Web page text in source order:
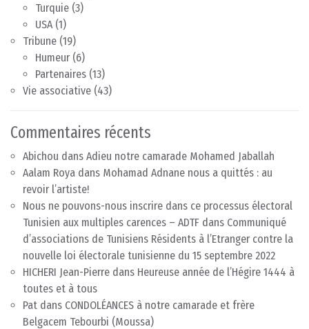
Turquie (3)
USA(1)
Tribune (19)
Humeur (6)
Partenaires (13)
Vie associative (43)
Commentaires récents
Abichou dans Adieu notre camarade Mohamed Jaballah
Aalam Roya dans Mohamad Adnane nous a quittés : au
revoir l’artiste!
Nous ne pouvons-nous inscrire dans ce processus électoral
Tunisien aux multiples carences – ADTF dans Communiqué
d’associations de Tunisiens Résidents à l’Etranger contre la
nouvelle loi électorale tunisienne du 15 septembre 2022
HICHERI Jean-Pierre dans Heureuse année de l’Hégire 1444 à
toutes et à tous
Pat dans CONDOLÉANCES à notre camarade et frère
Belgacem Tebourbi (Moussa)